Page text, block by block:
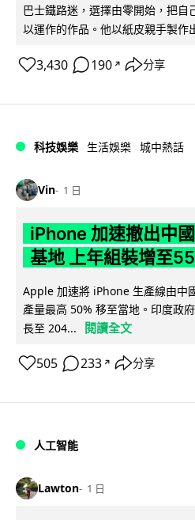
巴士鐵路迷，選擇由零開始，把自
以運作的作品。他以紙皮親手製作
3,430 190 ↗ 分享
科技娛樂 生活娛樂 城中熱話
Vin 1 日
iPhone 加速撤出中
基地 上年組裝增至
Apple 加速將 iPhone 生產線由中
產量最高 50% 移至當地。印度政
長至 204...
閱讀全文
505 233 ↗ 分享
人工智能
Lawton 1 日